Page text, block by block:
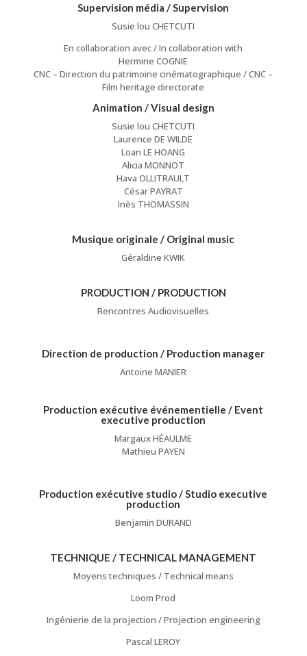
Supervision média / Supervision
Susie lou CHETCUTI
En collaboration avec / In collaboration with
Hermine COGNIE
CNC – Direction du patrimoine cinématographique / CNC –
Film heritage directorate
Animation / Visual design
Susie lou CHETCUTI
Laurence DE WILDE
Loan LE HOANG
Alicia MONNOT
Hava OLLITRAULT
César PAYRAT
Inès THOMASSIN
Musique originale / Original music
Géraldine KWIK
PRODUCTION / PRODUCTION
Rencontres Audiovisuelles
Direction de production / Production manager
Antoine MANIER
Production exécutive événementielle / Event
executive production
Margaux HÉAULME
Mathieu PAYEN
Production exécutive studio / Studio executive
production
Benjamin DURAND
TECHNIQUE / TECHNICAL MANAGEMENT
Moyens techniques / Technical means
Loom Prod
Ingénierie de la projection / Projection engineering
Pascal LEROY